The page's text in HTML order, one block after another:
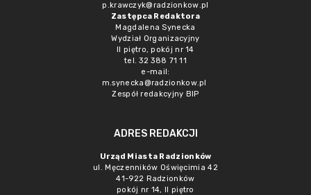
p.krawczyk@radzionkow.pl
Zastępca Redaktora
Magdalena Synecka
Wydział Organizacyjny
II piętro, pokój nr 14
tel. 32 388 71 11
e-mail:
m.synecka@radzionkow.pl
Zespół redakcyjny BIP
ADRES REDAKCJI
Urząd Miasta Radzionków
ul. Męczenników Oświęcimia 42
41-922 Radzionków
pokój nr 14, II piętro